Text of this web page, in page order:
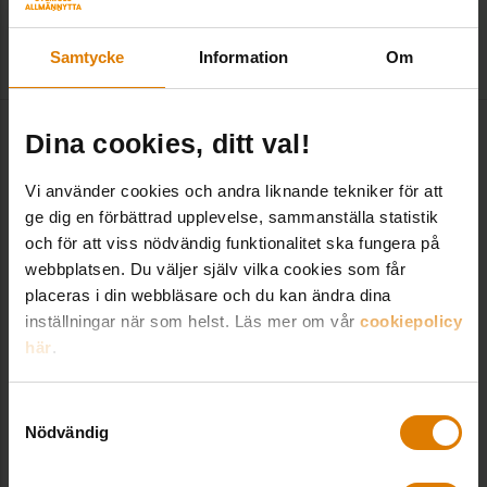
Samtycke Information Om
Dina cookies, ditt val!
Vi använder cookies och andra liknande tekniker för att
ge dig en förbättrad upplevelse, sammanställa statistik
och för att viss nödvändig funktionalitet ska fungera på
webbplatsen. Du väljer själv vilka cookies som får
placeras i din webbläsare och du kan ändra dina
inställningar när som helst. Läs mer om vår cookiepolicy
här.
Nödvändig
2023-03-27| Sveriges Allmännytta
Relaterade trycksaker
Kortspelet om allmännyttan
Allmännyttan
57/ 88